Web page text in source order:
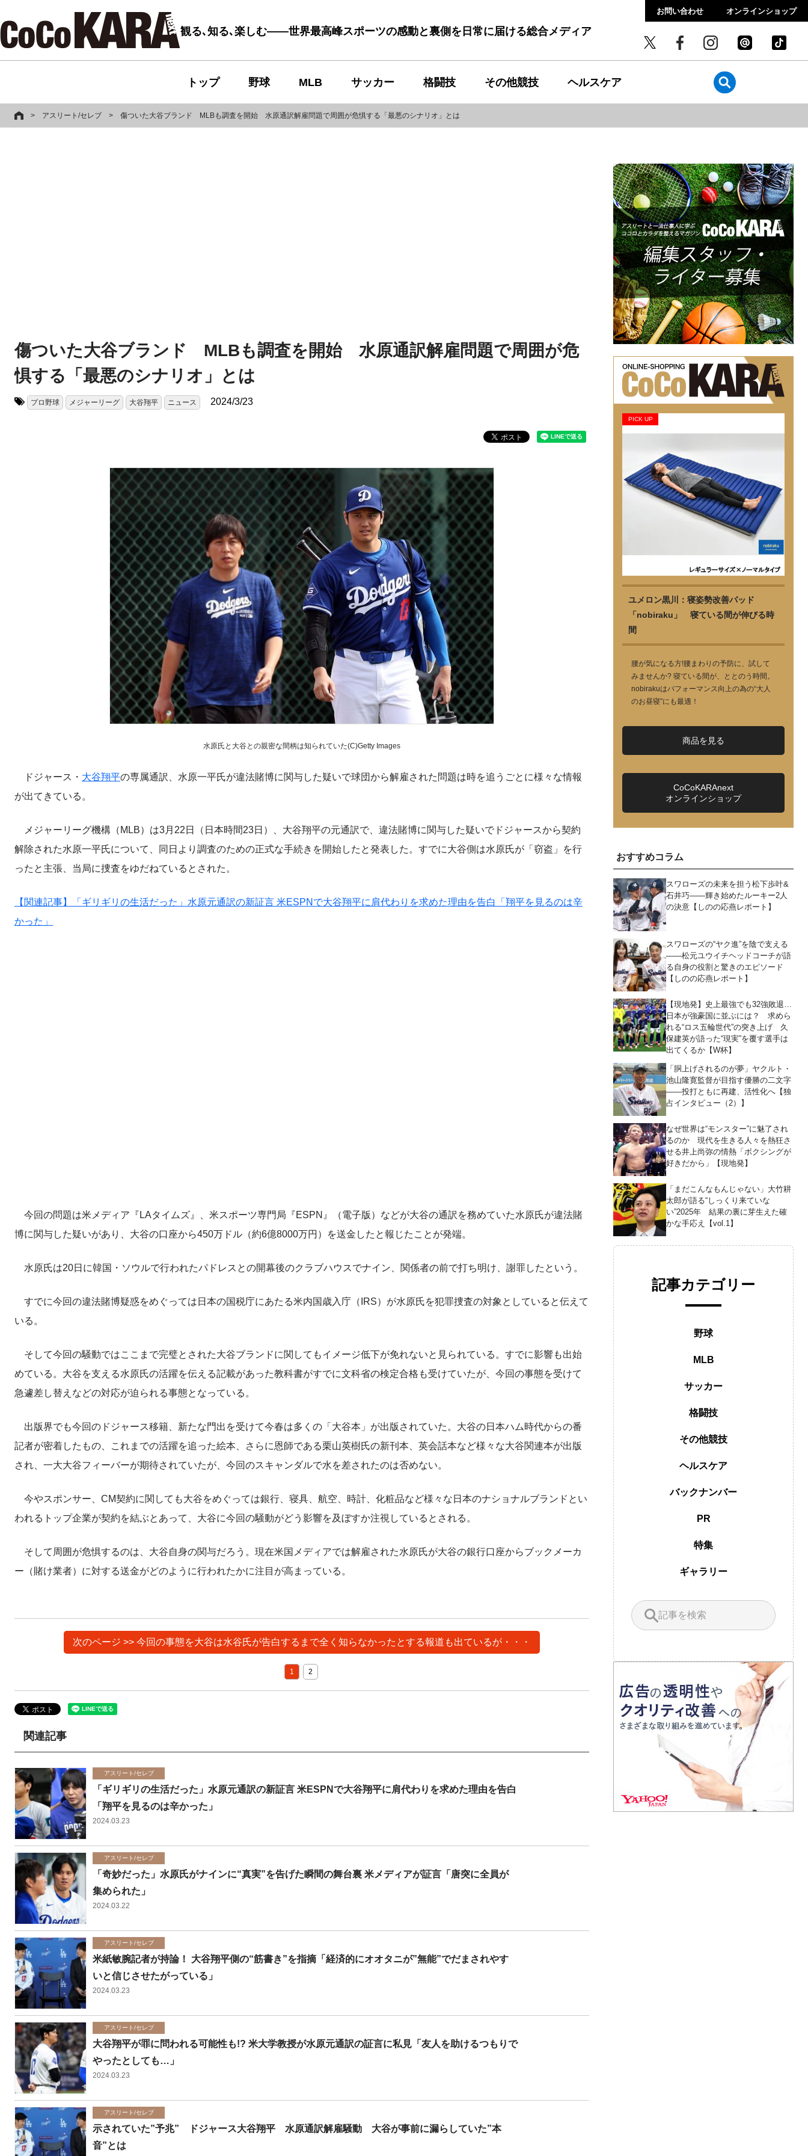
観る､知る､楽しむ――世界最高峰スポーツの感動と裏側を日常に届ける総合メディア
お問い合わせ オンラインショップ
トップ 野球 MLB サッカー 格闘技 その他競技 ヘルスケア
> アスリート/セレブ > 傷ついた大谷ブランド MLBも調査を開始 水原通訳解雇問題で周囲が危惧する「最悪のシナリオ」とは
傷ついた大谷ブランド MLBも調査を開始 水原通訳解雇問題で周囲が危
惧する「最悪のシナリオ」とは
プロ野球 メジャーリーグ 大谷翔平 ニュース 2024/3/23
水原氏と大谷との親密な間柄は知られていた(C)Getty Images
ドジャース・ 大谷翔平の専属通訳、水原一平氏が違法賭博に関与した疑いで球団から解雇された問題は時を追うごとに様々な情報
が出てきている。
メジャーリーグ機構（MLB）は3月22日（日本時間23日）、大谷翔平の元通訳で、違法賭博に関与した疑いでドジャースから契約
解除された水原一平氏について、同日より調査のための正式な手続きを開始したと発表した。すでに大谷側は水原氏が「窃盗」を行
ったと主張、当局に捜査をゆだねているとされた。
【関連記事】「ギリギリの生活だった」水原元通訳の新証言 米ESPNで大谷翔平に肩代わりを求めた理由を告白「翔平を見るのは辛
かった」
今回の問題は米メディア『LAタイムズ』、米スポーツ専門局『ESPN』（電子版）などが大谷の通訳を務めていた水原氏が違法賭
博に関与した疑いがあり、大谷の口座から450万ドル（約6億8000万円）を送金したと報じたことが発端。
水原氏は20日に韓国・ソウルで行われたパドレスとの開幕後のクラブハウスでナイン、関係者の前で打ち明け、謝罪したという。
すでに今回の違法賭博疑惑をめぐっては日本の国税庁にあたる米内国歳入庁（IRS）が水原氏を犯罪捜査の対象としていると伝えて
いる。
そして今回の騒動ではここまで完璧とされた大谷ブランドに関してもイメージ低下が免れないと見られている。すでに影響も出始
めている。大谷を支える水原氏の活躍を伝える記載があった教科書がすでに文科省の検定合格も受けていたが、今回の事態を受けて
急遽差し替えなどの対応が迫られる事態となっている。
出版界でも今回のドジャース移籍、新たな門出を受けて今春は多くの「大谷本」が出版されていた。大谷の日本ハム時代からの番
記者が密着したもの、これまでの活躍を追った絵本、さらに恩師である栗山英樹氏の新刊本、英会話本など様々な大谷関連本が出版
され、一大大谷フィーバーが期待されていたが、今回のスキャンダルで水を差されたのは否めない。
今やスポンサー、CM契約に関しても大谷をめぐっては銀行、寝具、航空、時計、化粧品など様々な日本のナショナルブランドとい
われるトップ企業が契約を結ぶとあって、大谷に今回の騒動がどう影響を及ぼすか注視しているとされる。
そして周囲が危惧するのは、大谷自身の関与だろう。現在米国メディアでは解雇された水原氏が大谷の銀行口座からブックメーカ
ー（賭け業者）に対する送金がどのように行われたかに注目が高まっている。
次のページ >> 今回の事態を大谷は水谷氏が告白するまで全く知らなかったとする報道も出ているが・・・
1 2
関連記事
アスリート/セレブ
「ギリギリの生活だった」水原元通訳の新証言 米ESPNで大谷翔平に肩代わりを求めた理由を告白
「翔平を見るのは辛かった」
2024.03.23
アスリート/セレブ
「奇妙だった」水原氏がナインに“真実”を告げた瞬間の舞台裏 米メディアが証言「唐突に全員が
集められた」
2024.03.22
アスリート/セレブ
米紙敏腕記者が持論！ 大谷翔平側の“筋書き”を指摘「経済的にオオタニが”無能”でだまされやす
いと信じさせたがっている」
2024.03.23
アスリート/セレブ
大谷翔平が罪に問われる可能性も!? 米大学教授が水原元通訳の証言に私見「友人を助けるつもりで
やったとしても…」
2024.03.23
アスリート/セレブ
示されていた”予兆” ドジャース大谷翔平 水原通訳解雇騒動 大谷が事前に漏らしていた”本
音”とは
PICK UP
ユメロン黒川：寝姿勢改善パッド
「nobiraku」 寝ている間が伸びる時
間
腰が気になる方!腰まわりの予防に、試して
みませんか? 寝ている間が、ととのう時間。
nobirakuはパフォーマンス向上の為の“大人
のお昼寝”にも最適！
商品を見る
CoCoKARAnext
オンラインショップ
おすすめコラム
スワローズの未来を担う松下歩叶&
石井巧――輝き始めたルーキー2人
の決意【しのの応燕レポート】
スワローズの“ヤク進”を陰で支える
――松元ユウイチヘッドコーチが語
る自身の役割と驚きのエピソード
【しのの応燕レポート】
【現地発】史上最強でも32強敗退…
日本が強豪国に並ぶには？ 求めら
れる“ロス五輪世代”の突き上げ 久
保建英が語った“現実”を覆す選手は
出てくるか【W杯】
「胴上げされるのが夢」ヤクルト・
池山隆寛監督が目指す優勝の二文字
――投打ともに再建、活性化へ【独
占インタビュー（2）】
なぜ世界は“モンスター”に魅了され
るのか 現代を生きる人々を熱狂さ
せる井上尚弥の情熱「ボクシングが
好きだから」【現地発】
「まだこんなもんじゃない」大竹耕
太郎が語る“しっくり来ていな
い”2025年 結果の裏に芽生えた確
かな手応え【vol.1】
記事カテゴリー
野球
MLB
サッカー
格闘技
その他競技
ヘルスケア
バックナンバー
PR
特集
ギャラリー